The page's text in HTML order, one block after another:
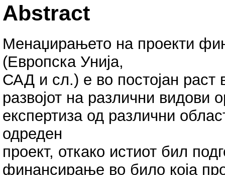
Abstract
Менаџирањето на проекти
(Европска Унија,
САД и сл.) е во постојан раст
развојот на различни видови
експертиза од различни
одреден
проект, откако истиот бил
финансирање во било која